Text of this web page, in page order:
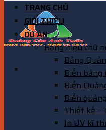
TRANG CHỦ
GIỚI THIỆU
DỰ ÁN
Bảng hiệu chữ
Bảng
Biển bảng
Biển
Biển
Thiết kế –
In UV kĩ